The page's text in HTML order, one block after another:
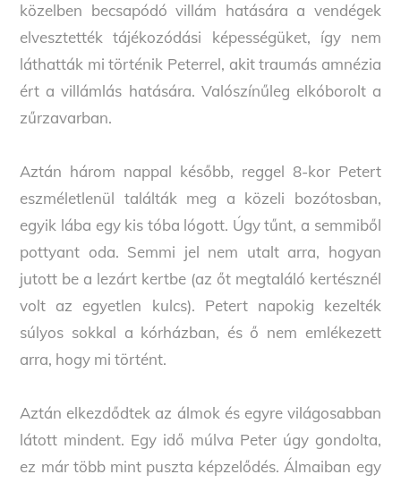
közelben becsapódó villám hatására a vendégek
elvesztették tájékozódási képességüket, így nem
láthatták mi történik Peterrel, akit traumás amnézia
ért a villámlás hatására. Valószínűleg elkóborolt a
zűrzavarban.
Aztán három nappal később, reggel 8-kor Petert
eszméletlenül találták meg a közeli bozótosban,
egyik lába egy kis tóba lógott. Úgy tűnt, a semmiből
pottyant oda. Semmi jel nem utalt arra, hogyan
jutott be a lezárt kertbe (az őt megtaláló kertésznél
volt az egyetlen kulcs). Petert napokig kezelték
súlyos sokkal a kórházban, és ő nem emlékezett
arra, hogy mi történt.
Aztán elkezdődtek az álmok és egyre világosabban
látott mindent. Egy idő múlva Peter úgy gondolta,
ez már több mint puszta képzelődés. Álmaiban egy